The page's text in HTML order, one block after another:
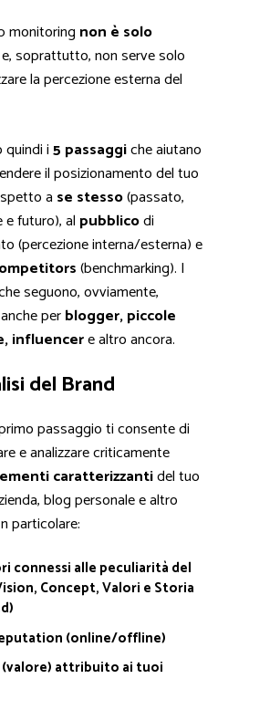
monitoring non è solo
e, soprattutto, non serve solo
la percezione esterna del
quindi i5 passaggiche aiutano
il posizionamento del tuo
a se stesso(passato,
futuro), al pubblicodi
(percezione interna/esterna) e
(benchmarking). I
seguono, ovviamente,
perblogger, piccole
influencere altro ancora.
del Brand
passaggio ti consente di
e analizzare criticamente
caratterizzantidel tuo
blog personale e altro
particolare:
connessi alle peculiarità del
Concept, Valori e Storia
(online/offline)
(valore) attribuito ai tuoi